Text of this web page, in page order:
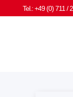
Tel.: +49 (0) 711 /